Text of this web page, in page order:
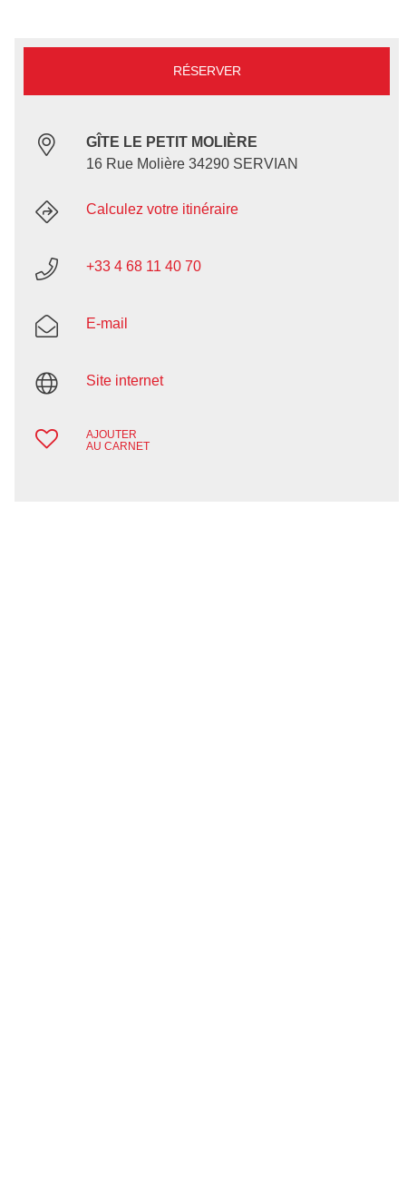
RÉSERVER
GÎTE LE PETIT MOLIÈRE
16 Rue Molière 34290 SERVIAN
Calculez votre itinéraire
+33 4 68 11 40 70
E-mail
Site internet
AJOUTER
AU CARNET